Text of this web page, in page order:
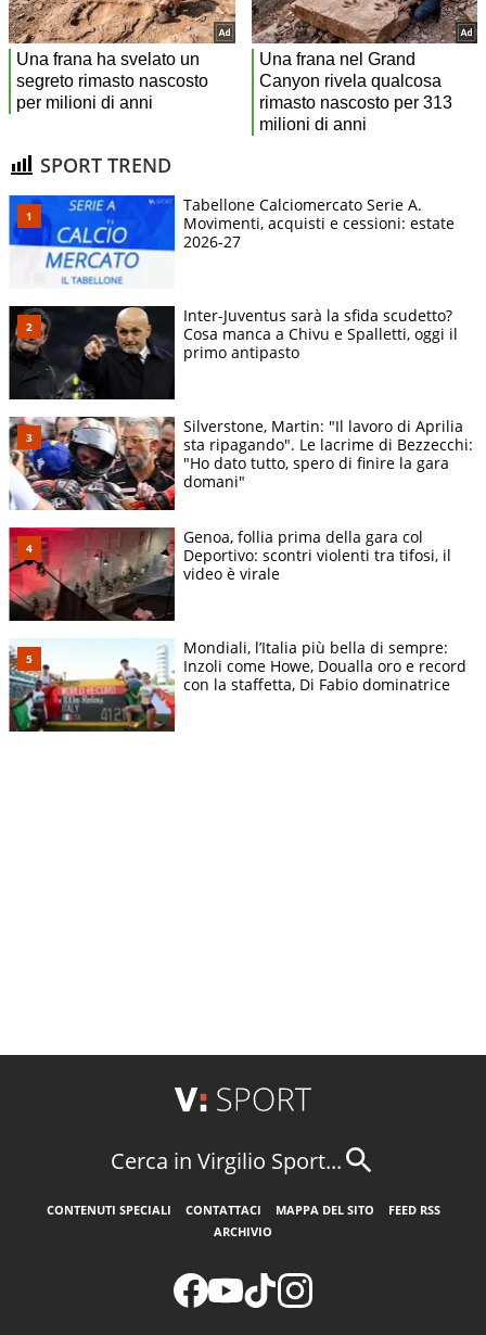
SPORT TREND
Tabellone Calciomercato Serie A.
Movimenti, acquisti e cessioni: estate
2026-27
Inter-Juventus sarà la sfida scudetto?
Cosa manca a Chivu e Spalletti, oggi il
primo antipasto
Silverstone, Martin: "Il lavoro di Aprilia
sta ripagando". Le lacrime di Bezzecchi:
"Ho dato tutto, spero di finire la gara
domani"
Genoa, follia prima della gara col
Deportivo: scontri violenti tra tifosi, il
video è virale
Mondiali, l’Italia più bella di sempre:
Inzoli come Howe, Doualla oro e record
con la staffetta, Di Fabio dominatrice
Cerca in Virgilio Sport...
CONTENUTI SPECIALI CONTATTACI MAPPA DEL SITO
FEED RSS
ARCHIVIO